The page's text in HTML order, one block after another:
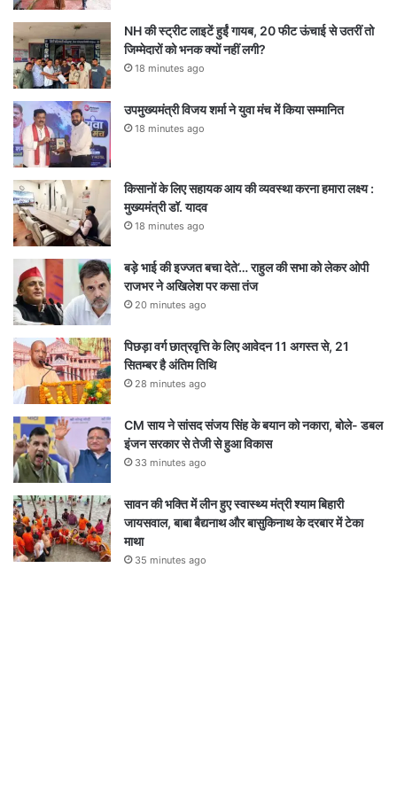
NH की स्ट्रीट लाइटें हुईं गायब, 20 फीट ऊंचाई से उतरीं तो
जिम्मेदारों को भनक क्यों नहीं लगी?
18 minutes ago
उपमुख्यमंत्री विजय शर्मा ने युवा मंच में किया सम्मानित
18 minutes ago
किसानों के लिए सहायक आय की व्यवस्था करना हमारा लक्ष्य :
मुख्यमंत्री डॉ. यादव
18 minutes ago
बड़े भाई की इज्जत बचा देते’… राहुल की सभा को लेकर ओपी
राजभर ने अखिलेश पर कसा तंज
20 minutes ago
पिछड़ा वर्ग छात्रवृत्ति के लिए आवेदन 11 अगस्त से, 21
सितम्बर है अंतिम तिथि
28 minutes ago
CM साय ने सांसद संजय सिंह के बयान को नकारा, बोले- डबल
इंजन सरकार से तेजी से हुआ विकास
33 minutes ago
सावन की भक्ति में लीन हुए स्वास्थ्य मंत्री श्याम बिहारी
जायसवाल, बाबा बैद्यनाथ और बासुकिनाथ के दरबार में टेका
माथा
35 minutes ago